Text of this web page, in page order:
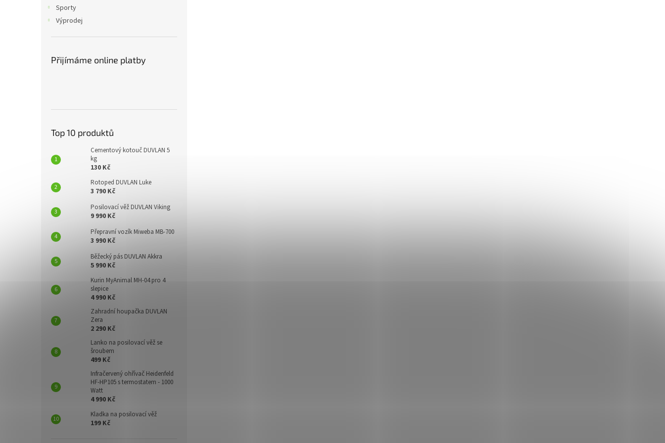
Sporty
Výprodej
Přijímáme online platby
Top 10 produktů
Cementový kotouč DUVLAN 5
kg
130 Kč
Rotoped DUVLAN Luke
3 790 Kč
Posilovací věž DUVLAN Viking
9 990 Kč
Přepravní vozík Miweba MB-700
3 990 Kč
Běžecký pás DUVLAN Akkra
5 990 Kč
Kurin MyAnimal MH-04 pro 4
slepice
4 990 Kč
Zahradní houpačka DUVLAN
Zera
2 290 Kč
Lanko na posilovací věž se
šroubem
499 Kč
Infračervený ohřívač Heidenfeld
HF-HP105 s termostatem - 1000
Watt
4 990 Kč
Kladka na posilovací věž
199 Kč